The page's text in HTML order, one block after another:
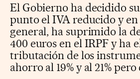
El Gobierno ha decidido
punto el IVA reducido y
general, ha suprimido la
400 euros en el IRPF y ha
tributación de los
ahorro al 19% y al 21%